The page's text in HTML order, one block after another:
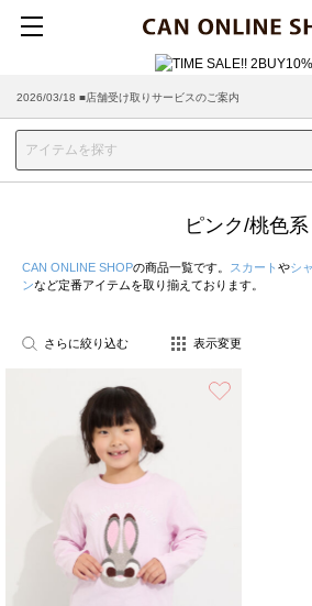
2026/03/18 ■店舗受け取りサービスのご案内
ピンク/桃色系
CAN ONLINE SHOPの商品一覧です。 スカート やシ
ンなど定番アイテムを取り揃えております。
さらに絞り込む 表示変更